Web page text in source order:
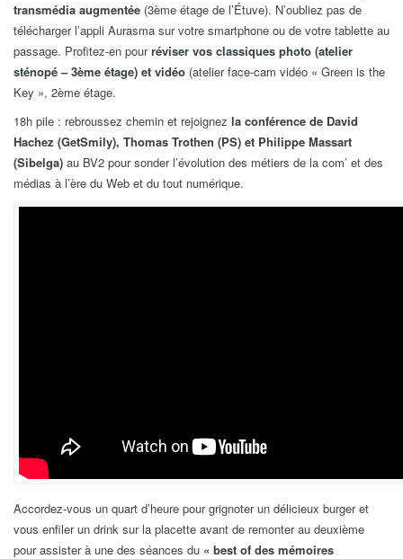
transmédia augmentée (3ème étage de l’Étuve). N’oubliez pas de
télécharger l’appli Aurasma sur votre smartphone ou de votre tablette au
passage. Profitez-en pourréviser vos classiques photo (atelier
sténopé – 3ème étage) et vidéo (atelier face-cam vidéo « Green is the
Key », 2ème étage.
18h pile : rebroussez chemin et rejoignez la conférence de David
Hachez (GetSmily), Thomas Trothen (PS) et Philippe Massart
(Sibelga) au BV2 pour sonder l’évolution des métiers de la com’ et des
médias à l’ère du Web et du tout numérique.
Accordez-vous un quart d’heure pour grignoter un délicieux burger et
vous enfiler un drink sur la placette avant de remonter au deuxième
pour assister à une des séances du « best of des mémoires